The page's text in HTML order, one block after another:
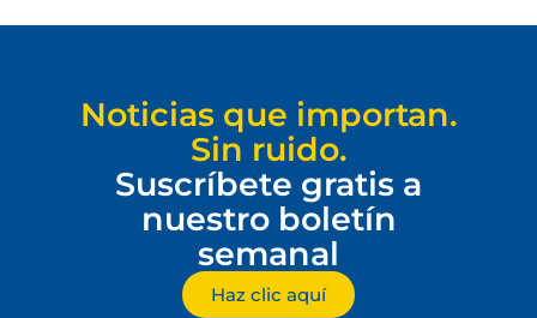
Noticias que importan.
Sin ruido.
Suscríbete gratis a
nuestro boletín
semanal
Haz clic aquí